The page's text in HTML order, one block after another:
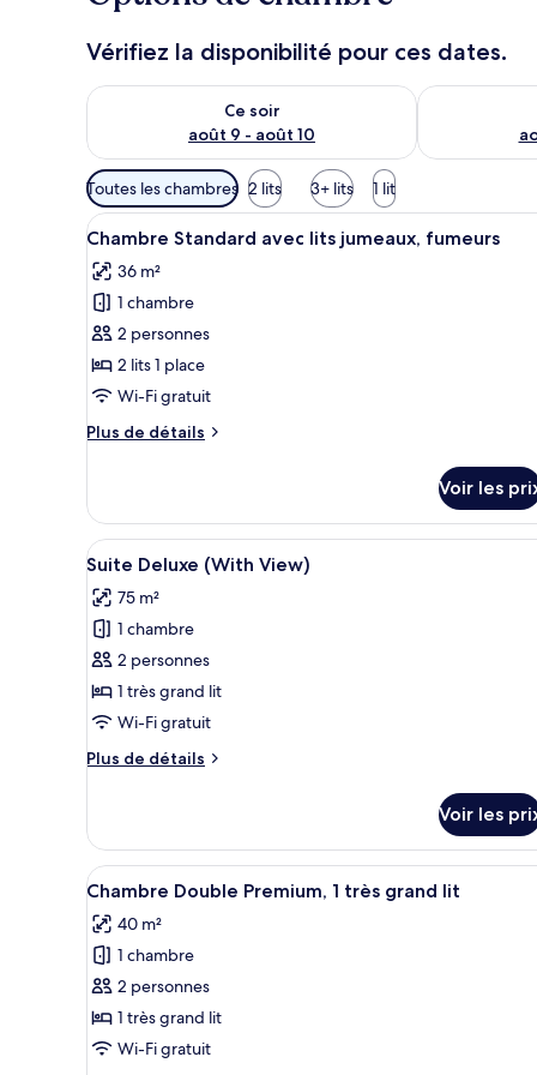
Vérifiez la disponibilité pour ces dates.
Ce soir
août 9 - août 10
Vérifier la disponibilité pour ce soir août 9 - août 10
Vérifier la
Filtres
disponibles
pour
les
chambres
Toutes les chambres 2 lits 3+ lits 1 lit
Afficher
toutes
les
photos
pour
ce
type
chambre :
avec
lits
jumeaux,
fumeurs
Chambre Standard avec lits
1
Chambre Standard avec lits jumeaux, fumeurs
36 m²
1 chambre
2 personnes
2 lits 1 place
Wi-Fi gratuit
Plus de détails
Plus
le
type
de
Chambre
Standard
avec
lits
jumeaux,
fumeurs
Voir les
Afficher
toutes
les
photos
pour
ce
type
chambre :
(With
View)
Coffres-forts dans les
3
Suite Deluxe (With View)
75 m²
1 chambre
2 personnes
1 très grand lit
Wi-Fi gratuit
Plus de détails
Plus
le
type
de
Suite
Deluxe
(With
View)
Voir les
Afficher
toutes
les
photos
pour
ce
type
Chambre Double Premium,
5
Chambre Double Premium, 1 très grand lit
40 m²
1 chambre
2 personnes
1 très grand lit
Wi-Fi gratuit